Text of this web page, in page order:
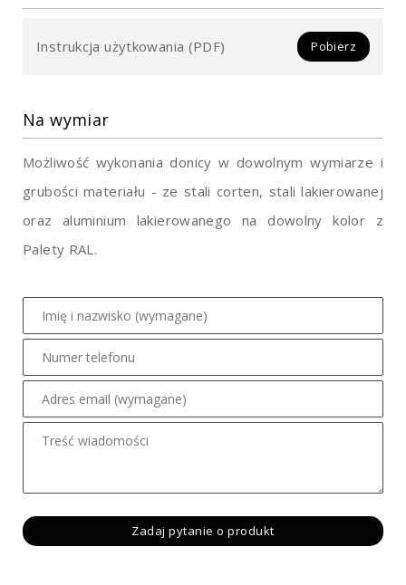
Instrukcja użytkowania (PDF) Pobierz
Na wymiar
Możliwość wykonania donicy w dowolnym wymiarze i
grubości materiału - ze stali corten, stali lakierowanej
oraz aluminium lakierowanego na dowolny kolor z
Palety RAL.